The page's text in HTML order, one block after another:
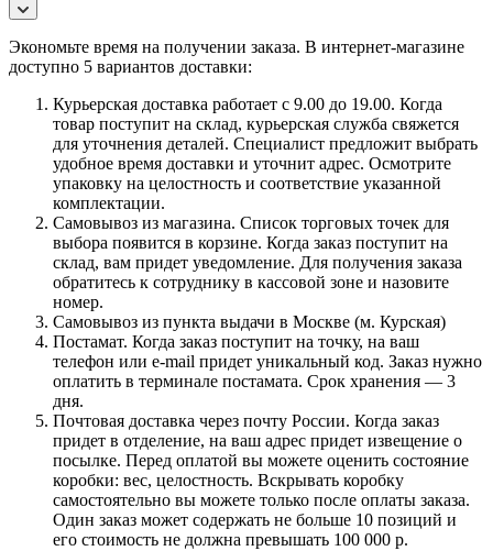
Экономьте время на получении заказа. В интернет-магазине
доступно 5 вариантов доставки:
Курьерская доставка работает с 9.00 до 19.00. Когда
товар поступит на склад, курьерская служба свяжется
для уточнения деталей. Специалист предложит выбрать
удобное время доставки и уточнит адрес. Осмотрите
упаковку на целостность и соответствие указанной
комплектации.
Самовывоз из магазина. Список торговых точек для
выбора появится в корзине. Когда заказ поступит на
склад, вам придет уведомление. Для получения заказа
обратитесь к сотруднику в кассовой зоне и назовите
номер.
Самовывоз из пункта выдачи в Москве (м. Курская)
Постамат. Когда заказ поступит на точку, на ваш
телефон или e-mail придет уникальный код. Заказ нужно
оплатить в терминале постамата. Срок хранения — 3
дня.
Почтовая доставка через почту России. Когда заказ
придет в отделение, на ваш адрес придет извещение о
посылке. Перед оплатой вы можете оценить состояние
коробки: вес, целостность. Вскрывать коробку
самостоятельно вы можете только после оплаты заказа.
Один заказ может содержать не больше 10 позиций и
его стоимость не должна превышать 100 000 р.